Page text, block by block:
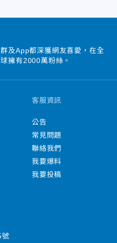
及App都深獲網友喜愛，在全
擁有2000萬粉絲。
客服資訊
公告
常見問題
聯絡我們
我要爆料
我要投稿
號